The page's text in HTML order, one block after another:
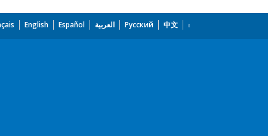
English Español العربية Русский 中文